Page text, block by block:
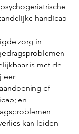
handicap
zorg in
is met de
een
of
en
kan leiden